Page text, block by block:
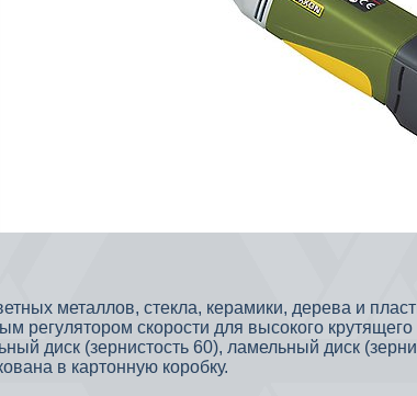
металлов, стекла, керамики, дерева и
регулятором скорости для высокого
диск (зернистость 60), ламельный диск
в картонную коробку.